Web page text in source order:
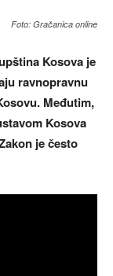
Foto: Gračanica online
Kosova je
ravnopravnu
Međutim,
Kosova
je često